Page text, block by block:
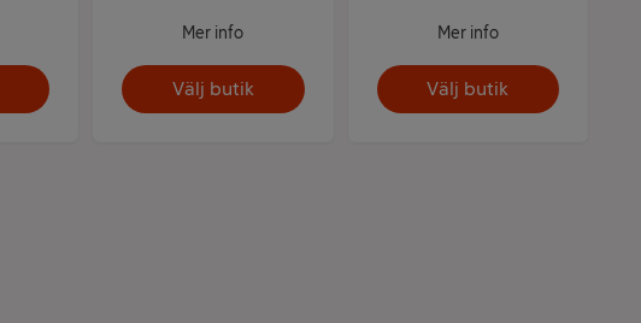
Mer info
Välj butik
Mer info
Välj butik